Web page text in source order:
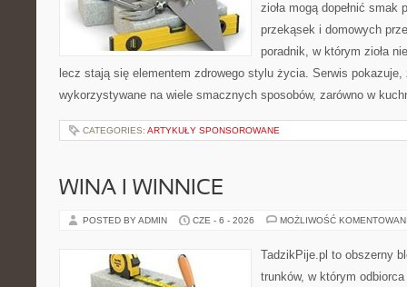
zioła mogą dopełnić smak
przekąsek i domowych
poradnik, w którym zioła
lecz stają się elementem zdrowego stylu życia. Serwis pokazuje,
wykorzystywane na wiele smacznych sposobów, zarówno w
CATEGORIES: ARTYKUŁY SPONSOROWANE
WINA I WINNICE
POSTED BY ADMIN CZE - 6 - 2026 MOŻLIWOŚĆ
TadzikPije.pl to obszerny
trunków, w którym